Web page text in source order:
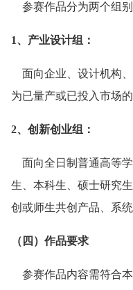
参赛作品分为两个组
1、产业设计组：
面向企业、设计机构
为已量产或已投入市场
2、创新创业组：
面向全日制普通高等
生、本科生、硕士研究
创或师生共创产品、系统
（四）作品要求
参赛作品内容需符合